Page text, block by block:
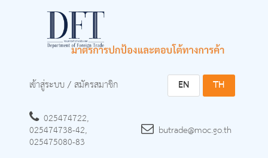
เข้าสู่ระบบ/สมัครสมาชิก EN TH
025474722,
025474738-42,
025475080-83
butrade@moc.go.th